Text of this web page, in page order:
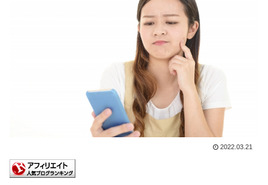
2022.03.21